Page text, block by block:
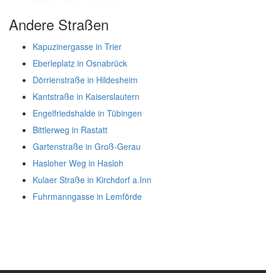
Andere Straßen
Kapuzinergasse in Trier
Eberleplatz in Osnabrück
Dörrienstraße in Hildesheim
Kantstraße in Kaiserslautern
Engelfriedshalde in Tübingen
Bittlerweg in Rastatt
Gartenstraße in Groß-Gerau
Hasloher Weg in Hasloh
Kulaer Straße in Kirchdorf a.Inn
Fuhrmanngasse in Lemförde